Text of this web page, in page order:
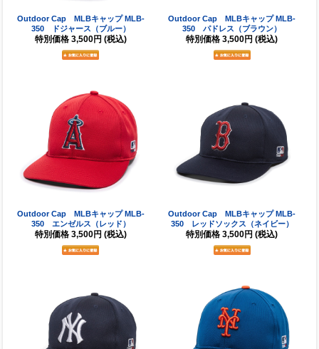
Outdoor Cap MLBキャップ MLB-
350 ドジャース（ブルー）
特別価格 3,500円 (税込)
Outdoor Cap MLBキャップ MLB-
350 パドレス（ブラウン）
特別価格 3,500円 (税込)
Outdoor Cap MLBキャップ MLB-
350 エンゼルス（レッド）
特別価格 3,500円 (税込)
Outdoor Cap MLBキャップ MLB-
350 レッドソックス（ネイビー）
特別価格 3,500円 (税込)